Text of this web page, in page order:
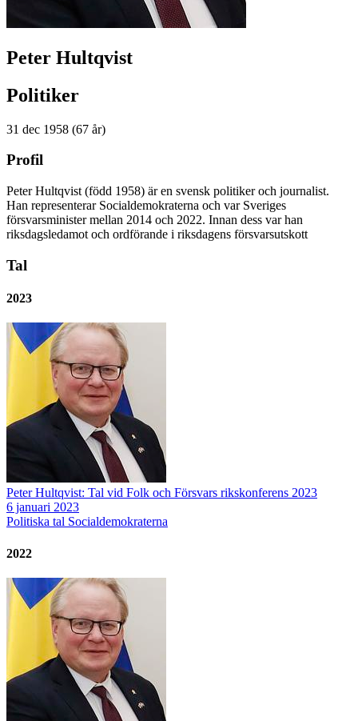
Peter Hultqvist
Politiker
31 dec 1958 (67 år)
Profil
Peter Hultqvist (född 1958) är en svensk politiker och journalist.
Han representerar Socialdemokraterna och var Sveriges
försvarsminister mellan 2014 och 2022. Innan dess var han
riksdagsledamot och ordförande i riksdagens försvarsutskott
Tal
2023
Peter Hultqvist: Tal vid Folk och Försvars rikskonferens 2023
6 januari 2023
Politiska tal Socialdemokraterna
2022